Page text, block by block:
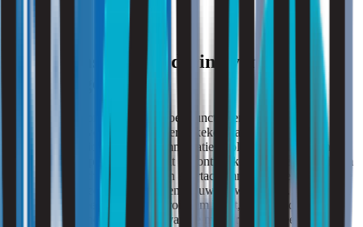
Een volwassen benadering van
De aandacht voor gezonde en goed functionerende gebouwen
groeit. Daarbij wordt steeds vaker gekeken naar de totale
gebruikskwaliteit van een accommodatie in plaats van uitsluitend
naar technische prestaties. Vanuit die ontwikkeling is het logisch om
ook de akoestische prestaties van sportaccommodaties expliciet mee
te nemen in beheer-, renovatie- en nieuwbouwtrajecten. Niet omdat
iedere sporthal een akoestisch probleem heeft, maar omdat geluid
een wezenlijk onderdeel vormt van de manier waarop een gebouw